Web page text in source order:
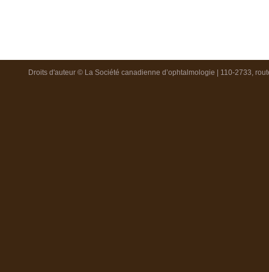
Droits d'auteur © La Société canadienne d’ophtalmologie | 110-2733,